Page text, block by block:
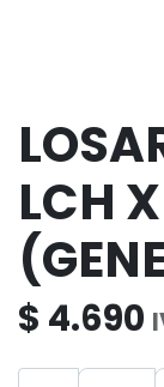
LCH
$ 4.690